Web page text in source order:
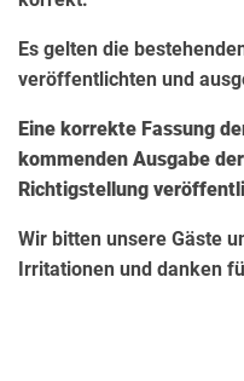
Es gelten die
veröffentlichten und
Eine korrekte Fassung
kommenden Ausgabe
Richtigstellung
Wir bitten unsere Gäste
Irritationen und danken